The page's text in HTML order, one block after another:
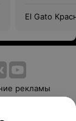
El Gato
рекламы